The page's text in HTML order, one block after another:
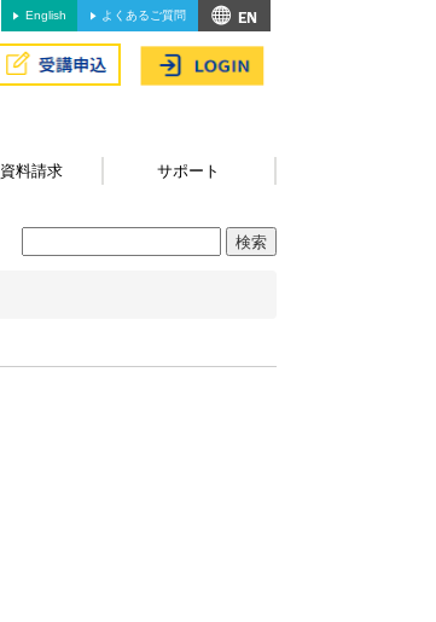
English よくあるご質問
資料請求 サポート